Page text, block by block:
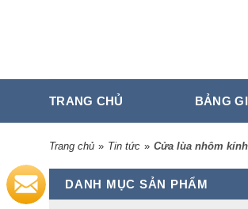
TRANG CHỦ BẢNG
Trang chủ » Tin tức » Cửa lùa nhôm
DANH MỤC SẢN PHẨM